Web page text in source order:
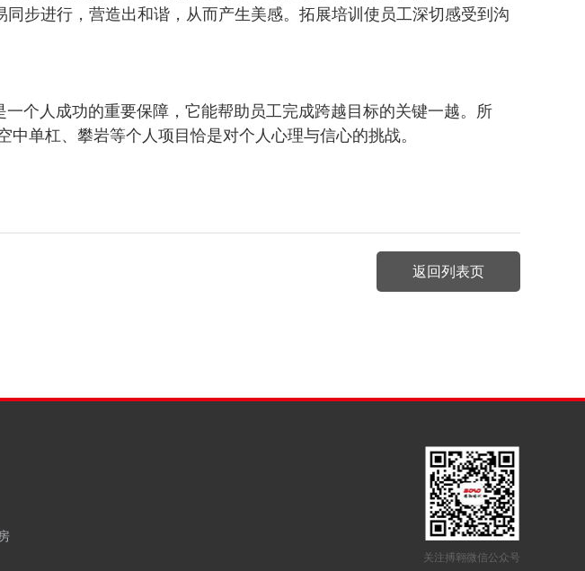
步进行，营造出和谐，从而产生美感。拓展培训使员工深切感受到沟
个人成功的重要保障，它能帮助员工完成跨越目标的关键一越。所
单杠、攀岩等个人项目恰是对个人心理与信心的挑战。
返回列表页
关注搏翱微信公众号